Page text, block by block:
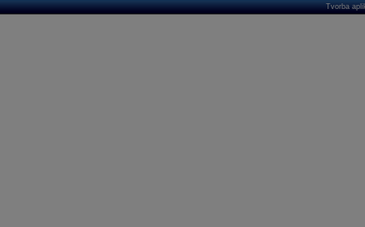
Tvorba